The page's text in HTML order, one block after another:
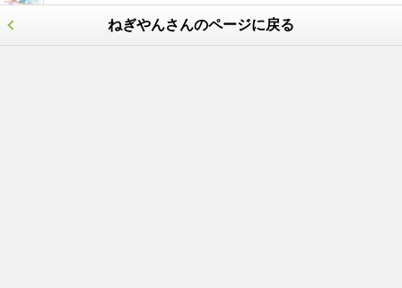
ねぎやんさんのページに戻る